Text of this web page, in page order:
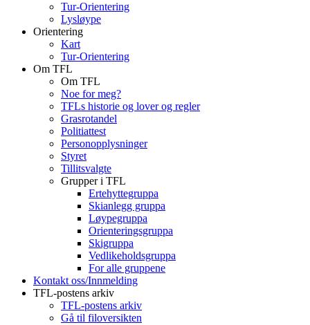
Tur-Orientering
Lysløype
Orientering
Kart
Tur-Orientering
Om TFL
Om TFL
Noe for meg?
TFLs historie og lover og regler
Grasrotandel
Politiattest
Personopplysninger
Styret
Tillitsvalgte
Grupper i TFL
Ertehyttegruppa
Skianlegg gruppa
Løypegruppa
Orienteringsgruppa
Skigruppa
Vedlikeholdsgruppa
For alle gruppene
Kontakt oss/Innmelding
TFL-postens arkiv
TFL-postens arkiv
Gå til filoversikten